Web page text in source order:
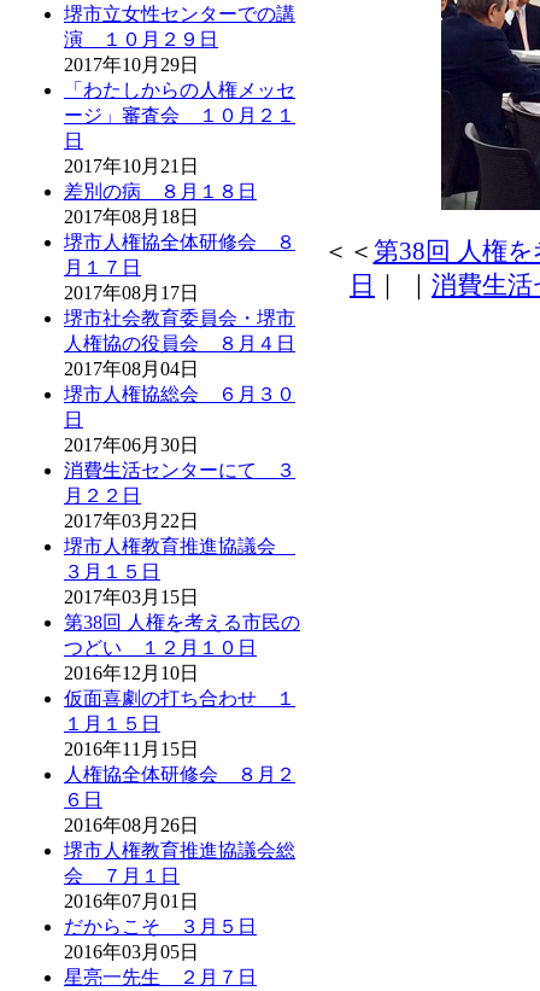
堺市立女性センターでの講
演 １０月２９日
2017年10月29日
「わたしからの人権メッセ
ージ」審査会 １０月２１
日
2017年10月21日
差別の病 ８月１８日
2017年08月18日
堺市人権協全体研修会 ８
月１７日
2017年08月17日
堺市社会教育委員会・堺市
人権協の役員会 ８月４日
2017年08月04日
堺市人権協総会 ６月３０
日
2017年06月30日
消費生活センターにて ３
月２２日
2017年03月22日
堺市人権教育推進協議会
３月１５日
2017年03月15日
第38回 人権を考える市民の
つどい １２月１０日
2016年12月10日
仮面喜劇の打ち合わせ １
１月１５日
2016年11月15日
人権協全体研修会 ８月２
６日
2016年08月26日
堺市人権教育推進協議会総
会 ７月１日
2016年07月01日
だからこそ ３月５日
2016年03月05日
星亮一先生 ２月７日
＜＜ 第38回 人権
日
消費生